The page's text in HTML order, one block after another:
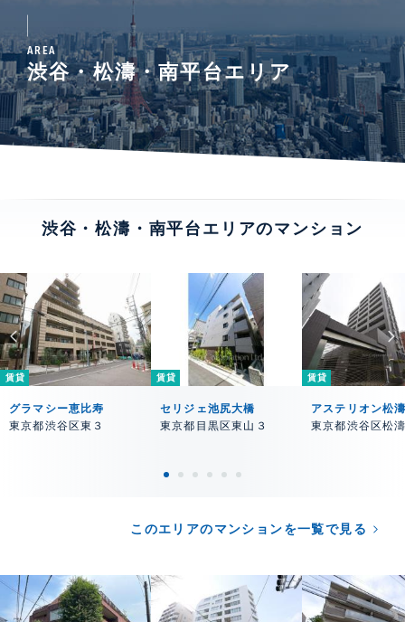
AREA
渋谷・松濤・南平台エリア
渋谷・松濤・南平台エリアのマンション
賃貸
グラマシー恵比寿
東京都渋谷区東３
賃貸
セリジェ池尻大橋
東京都目黒区東山３
賃貸
アステリオン松
東京都渋谷区松
このエリアのマンションを一覧で見る